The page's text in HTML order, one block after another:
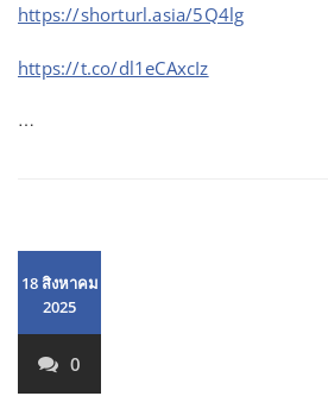
https://shorturl.asia/5Q4lg
https://t.co/dl1eCAxcIz
…
18 สิงหาคม
2025
0